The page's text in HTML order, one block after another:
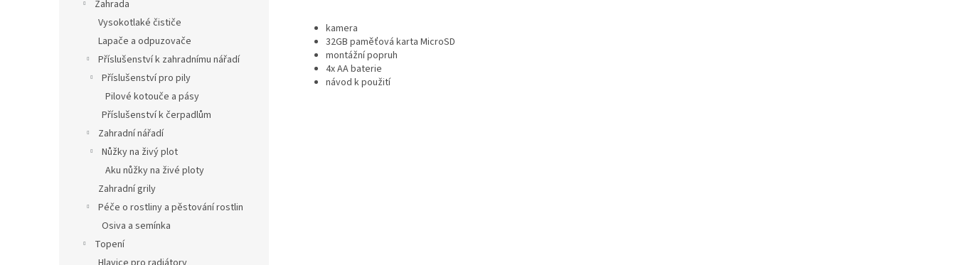
Zahrada
Vysokotlaké čističe
Lapače a odpuzovače
Příslušenství k zahradnímu nářadí
Příslušenství pro pily
Pilové kotouče a pásy
Příslušenství k čerpadlům
Zahradní nářadí
Nůžky na živý plot
Aku nůžky na živé ploty
Zahradní grily
Péče o rostliny a pěstování rostlin
Osiva a semínka
Topení
kamera
32GB paměťová karta MicroSD
montážní popruh
4x AA baterie
návod k použití